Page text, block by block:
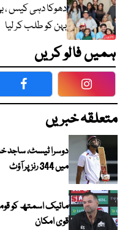
دھوکا دہی کیس ،
بہن کو طلب کر لیا
ہمیں فالو کریں
Facebook
متعلقہ خبریں
دوسرا ٹیسٹ، ساجد
میں 344 رنز پر آؤٹ
مائیک اسمتھ کو
قوی امکان